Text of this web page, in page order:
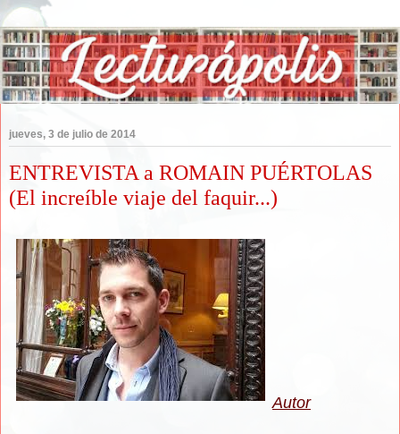
jueves, 3 de julio de 2014
ENTREVISTA a ROMAIN PUÉRTOLAS
(El increíble viaje del faquir...)
Autor